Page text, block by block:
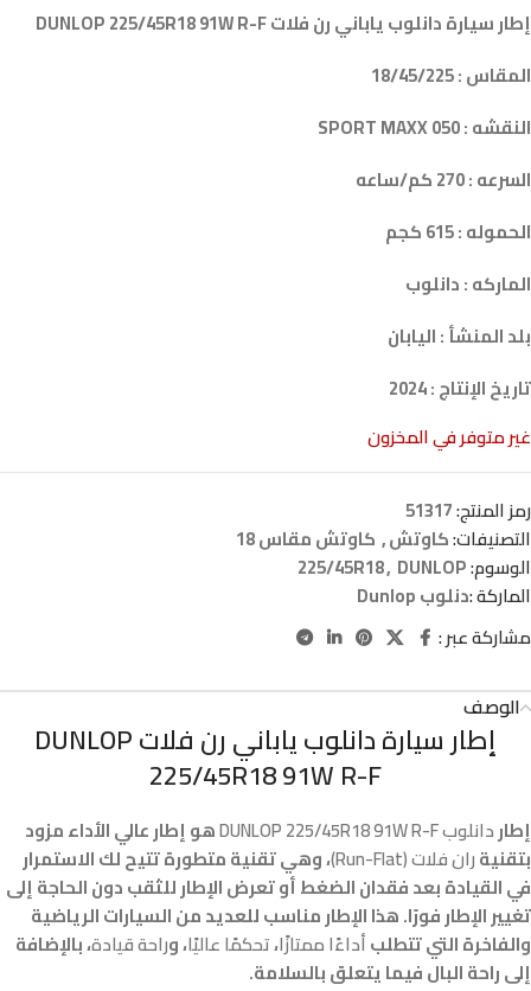
إطار سيارة دانلوب ياباني رن فلات DUNLOP 225/45R18 91W R-F
المقاس : 18/45/225
النقشه : SPORT MAXX 050
السرعه : 270 كم/ساعه
الحموله : 615 كجم
الماركه : دانلوب
بلد المنشأ : اليابان
تاريخ الإنتاج : 2024
غير متوفر في المخزون
رمز المنتج:51317
التصنيفات:كاوتش, كاوتش مقاس 18
الوسوم:
225/45R18, DUNLOP
الماركة :دنلوب Dunlop
مشاركة عبر :
الوصف
إطار سيارة دانلوب ياباني رن فلات DUNLOP
225/45R18 91W R-F
إطاردانلوب DUNLOP 225/45R18 91W R-F
هو إطار عالي الأداء مزود
بتقنيةران فلات (Run-Flat)
، وهي تقنية متطورة تتيح لك الاستمرار
في القيادة بعد فقدان الضغط أو تعرض الإطار للثقب دون الحاجة إلى
تغيير الإطار فورًا. هذا الإطار مناسب للعديد من السيارات الرياضية
والفاخرة التي تتطلبأداءًا ممتازًا،تحكمًا عاليًا، وراحة قيادة، بالإضافة
إلى راحة البال فيما يتعلق بالسلامة.